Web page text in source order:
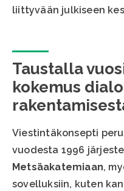
liittyvään julkiseen
Taustalla
kokemus
Viestintäkonsepti
vuodesta 1996
Metsäakatemiaan,
sovelluksiin, kuten